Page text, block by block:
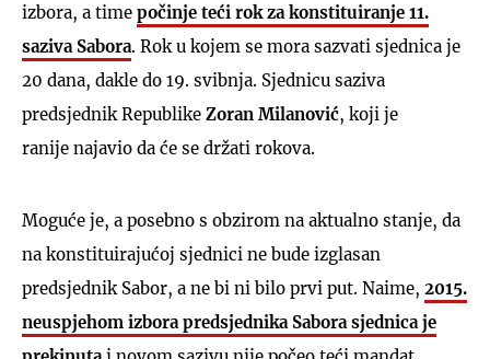
izbora, a time počinje teći rok za konstituiranje 11.
saziva Sabora. Rok u kojem se mora sazvati sjednica je
20 dana, dakle do 19. svibnja. Sjednicu saziva
predsjednik Republike Zoran Milanović, koji je
ranije najavio da će se držati rokova.
Moguće je, a posebno s obzirom na aktualno stanje, da
na konstituirajućoj sjednici ne bude izglasan
predsjednik Sabor, a ne bi ni bilo prvi put. Naime, 2015.
neuspjehom izbora predsjednika Sabora sjednica je